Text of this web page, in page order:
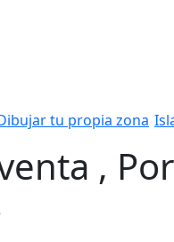
tu propia zona
,